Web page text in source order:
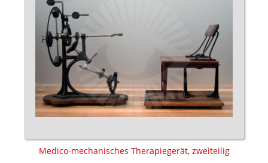
Medico-mechanisches Therapiegerät, zweiteilig